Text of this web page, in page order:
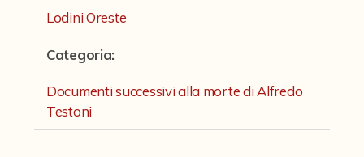
Fondi archivistici e raccolte documentarie
Aemilia Ars
Collezione Brighetti
Collezione Matteuzzi
Lodini Oreste
Categoria:
Documenti successivi alla morte di Alfredo
Testoni